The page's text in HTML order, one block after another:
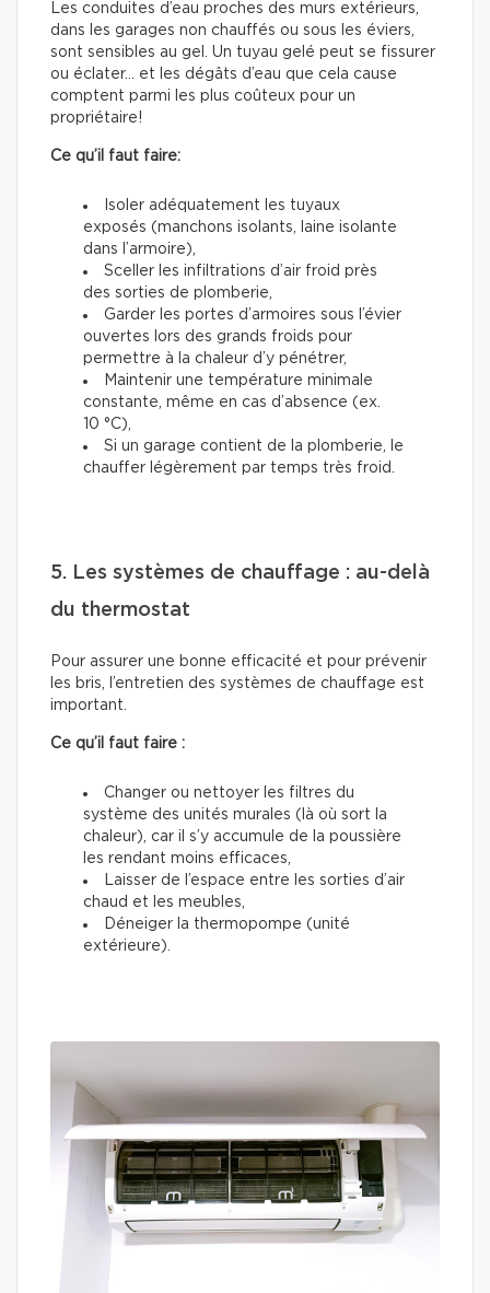
Les conduites d’eau proches des murs extérieurs,
dans les garages non chauffés ou sous les éviers,
sont sensibles au gel. Un tuyau gelé peut se fissurer
ou éclater… et les dégâts d’eau que cela cause
comptent parmi les plus coûteux pour un
propriétaire!
Ce qu’il faut faire:
Isoler adéquatement les tuyaux
exposés (manchons isolants, laine isolante
dans l’armoire),
Sceller les infiltrations d’air froid près
des sorties de plomberie,
Garder les portes d’armoires sous l’évier
ouvertes lors des grands froids pour
permettre à la chaleur d’y pénétrer,
Maintenir une température minimale
constante, même en cas d’absence (ex.
10 °C),
Si un garage contient de la plomberie, le
chauffer légèrement par temps très froid.
5. Les systèmes de chauffage : au-delà
du thermostat
Pour assurer une bonne efficacité et pour prévenir
les bris, l’entretien des systèmes de chauffage est
important.
Ce qu’il faut faire :
Changer ou nettoyer les filtres du
système des unités murales (là où sort la
chaleur), car il s’y accumule de la poussière
les rendant moins efficaces,
Laisser de l’espace entre les sorties d’air
chaud et les meubles,
Déneiger la thermopompe (unité
extérieure).